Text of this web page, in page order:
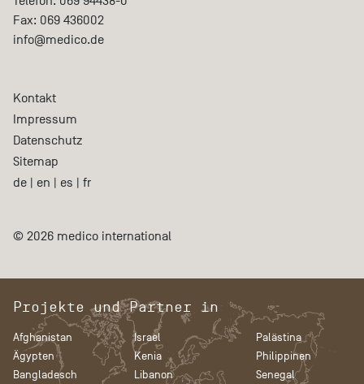
Fax: 069 436002
info@medico.de
Kontakt
Impressum
Datenschutz
Sitemap
de | en | es | fr
© 2026 medico international
Projekte und Partner in
Afghanistan
Ägypten
Bangladesch
Israel
Kenia
Libanon
Palästina
Philippinen
Senegal